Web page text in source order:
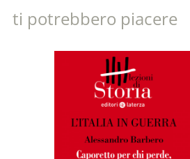
ti potrebbero piacere